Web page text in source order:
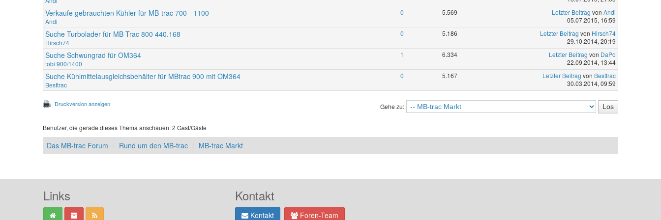
Verkaufe gebrauchten Kühler für MB-trac 700 - 1100
Andi
0 5.569 Letzter Beitrag von Andi
05.07.2015, 16:59
Suche Turbolader für MB Trac 800 440.168
Hirsch74
0 5.186 Letzter Beitrag von Hirsch74
29.10.2014, 20:19
Suche Schwungrad für OM364
tobi 900/1400
1 6.334 Letzter Beitrag von DaPo
22.09.2014, 13:44
Suche Kühlmittelausgleichsbehälter für MBtrac 900 mit OM364
Besttrac
0 5.167 Letzter Beitrag von Besttrac
30.03.2014, 09:59
Druckversion anzeigen Gehe zu:
Benutzer, die gerade dieses Thema anschauen: 2 Gast/Gäste
Das MB-trac Forum Rund um den MB-trac MB-trac Markt
Links Kontakt
Kontakt Foren-Team